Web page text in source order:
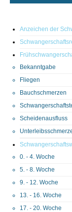
Anzeichen der
Bekanntgabe
Fliegen
Bauchschmerzen
Scheidenausfluss
0. - 4. Woche
5. - 8. Woche
9. - 12. Woche
13. - 16. Woche
17. - 20. Woche